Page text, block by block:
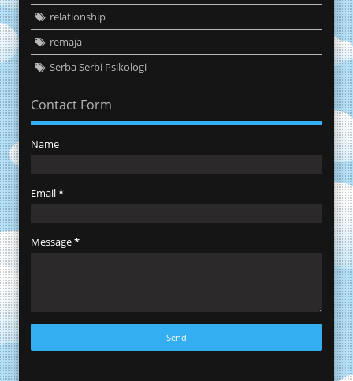
relationship
remaja
Serba Serbi Psikologi
Contact Form
Name
Email*
Message*